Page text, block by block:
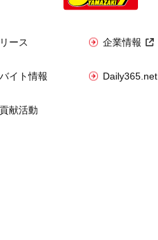
ース
イト情報
献活動
企業情報
Daily365.net